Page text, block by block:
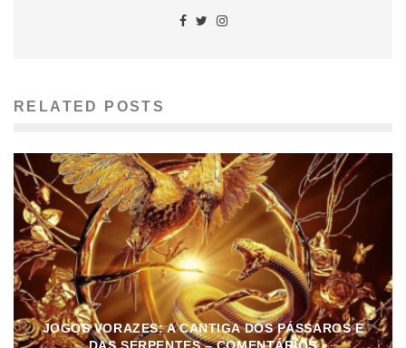
RELATED POSTS
JOGOS VORAZES: A CANTIGA DOS PÁSSAROS E